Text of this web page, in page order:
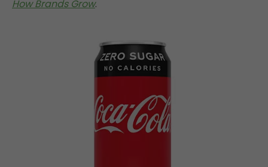
How Brands Grow.